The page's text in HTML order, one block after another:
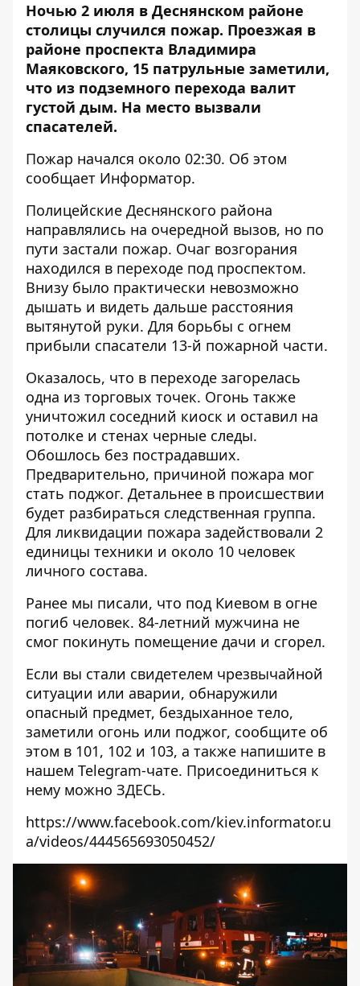
Ночью 2 июля в Деснянском районе
столицы случился пожар. Проезжая в
районе проспекта Владимира
Маяковского, 15 патрульные заметили,
что из подземного перехода валит
густой дым. На место вызвали
спасателей.
Пожар начался около 02:30. Об этом
сообщает Информатор.
Полицейские Деснянского района
направлялись на очередной вызов, но по
пути застали пожар. Очаг возгорания
находился в переходе под проспектом.
Внизу было практически невозможно
дышать и видеть дальше расстояния
вытянутой руки. Для борьбы с огнем
прибыли спасатели 13-й пожарной части.
Оказалось, что в переходе загорелась
одна из торговых точек. Огонь также
уничтожил соседний киоск и оставил на
потолке и стенах черные следы.
Обошлось без пострадавших.
Предварительно, причиной пожара мог
стать поджог. Детальнее в происшествии
будет разбираться следственная группа.
Для ликвидации пожара задействовали 2
единицы техники и около 10 человек
личного состава.
Ранее мы писали, что под Киевом в огне
погиб человек. 84-летний мужчина не
смог покинуть помещение дачи и сгорел.
Если вы стали свидетелем чрезвычайной
ситуации или аварии, обнаружили
опасный предмет, бездыханное тело,
заметили огонь или поджог, сообщите об
этом в 101, 102 и 103, а также напишите в
нашем Telegram-чате. Присоединиться к
нему можно ЗДЕСЬ.
https://www.facebook.com/kiev.informator.u
a/videos/444565693050452/